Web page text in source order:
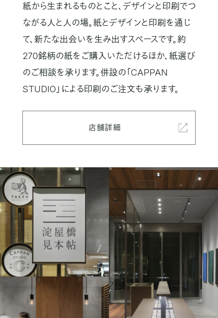
紙から生まれるものとこと、デザインと印刷でつ
ながる人と人の場。紙とデザインと印刷を通じ
て、新たな出会いを生み出すスペースです。約
270銘柄の紙をご購入いただけるほか、紙選び
のご相談を承ります。併設の「CAPPAN
STUDIO」による印刷のご注文も承ります。
店舗詳細